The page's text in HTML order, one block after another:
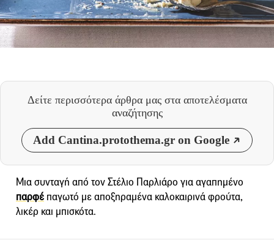
Δείτε περισσότερα άρθρα μας στα αποτελέσματα
αναζήτησης
Add Cantina.protothema.gr on Google
Μια συνταγή από τον Στέλιο Παρλιάρο για αγαπημένο
παρφέ παγωτό με αποξηραμένα καλοκαιρινά φρούτα,
λικέρ και μπισκότα.